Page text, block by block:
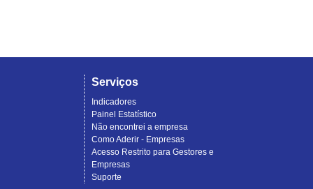
Serviços
Indicadores
Painel Estatístico
Não encontrei a empresa
Como Aderir - Empresas
Acesso Restrito para Gestores e
Empresas
Suporte